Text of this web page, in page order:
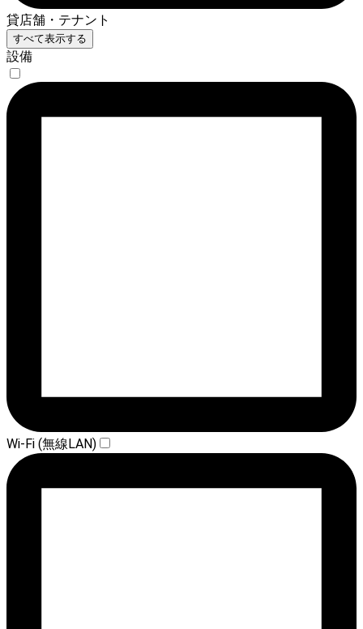
貸店舗・テナント
すべて表示する
設備
Wi-Fi (無線LAN)